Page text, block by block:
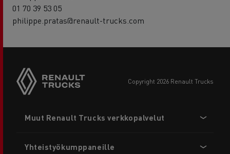
01 70 39 53 05
philippe.pratas@renault-trucks.com
copyright 2026 Renault Trucks
menu
Muut Renault Trucks verkkopalvelut
Yhteistyökumppaneille